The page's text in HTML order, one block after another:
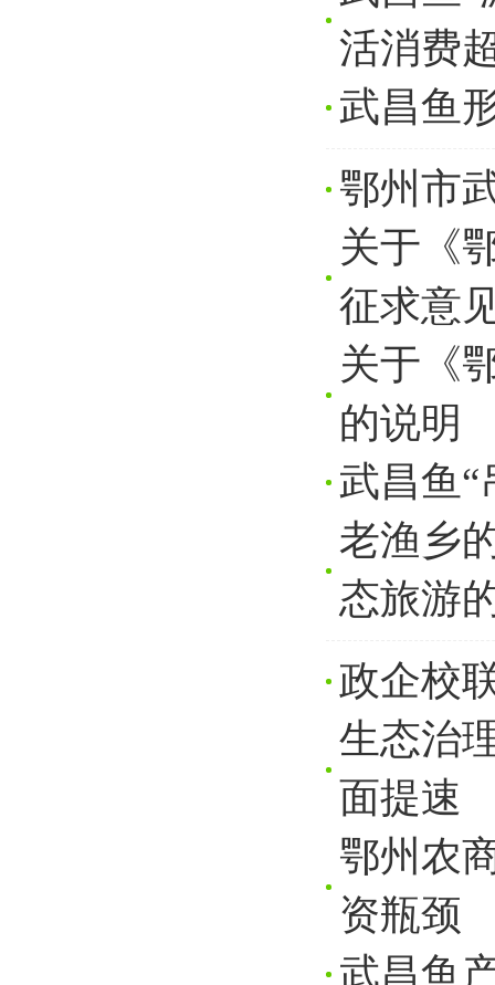
活消费
武昌鱼
鄂州市
关于《
征求意
关于《
的说明
武昌鱼“
老渔乡
态旅游
政企校
生态治
面提速
鄂州农
资瓶颈
武昌鱼